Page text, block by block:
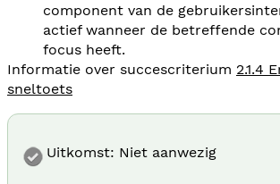
component van de
actief wanneer de betreffende
focus heeft.
Informatie over succescriterium 2.1.4
sneltoets
Uitkomst: Niet aanwezig